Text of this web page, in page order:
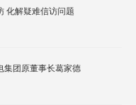
化解疑难信访问题
集团原董事长葛家德